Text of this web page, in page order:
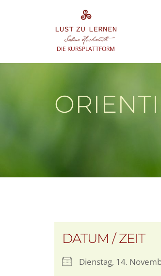
DIE KURSPLATTFORM
DATUM / ZEIT
Dienstag, 14.